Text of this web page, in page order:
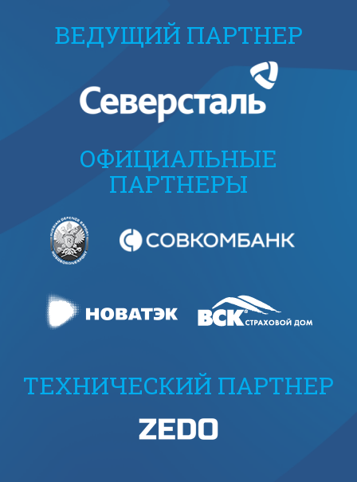
ВЕДУЩИЙ ПАРТНЕР
ОФИЦИАЛЬНЫЕ
ПАРТНЕРЫ
ТЕХНИЧЕСКИЙ ПАРТНЕР